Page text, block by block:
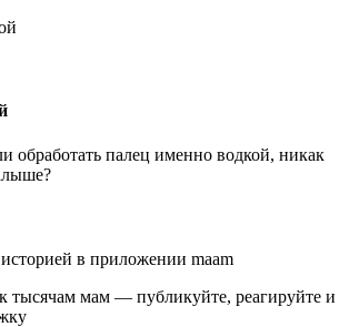
обработать палец именно водкой, никак
в приложении maam
тысячам мам — публикуйте, реагируйте и